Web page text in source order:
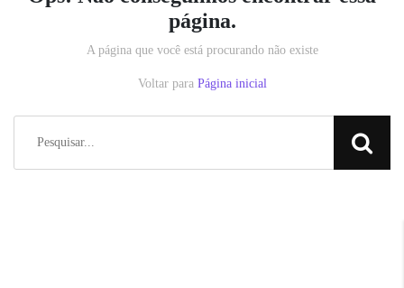
página.
A página que você está procurando não existe
Voltar para Página inicial